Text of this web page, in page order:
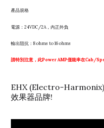
產品規格
電源：24VDC/2A，內正外負
輸出阻抗：8 ohms to 16 ohms
請特別注意，此Power AMP僅能串在Cab/
EHX (Electro-Harmonix)
效果器品牌!